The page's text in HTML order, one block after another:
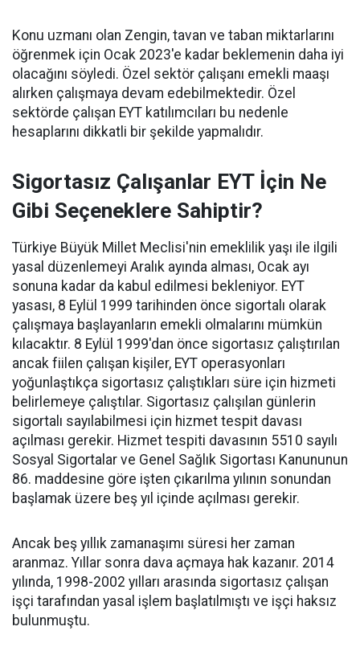
Konu uzmanı olan Zengin, tavan ve taban miktarlarını
öğrenmek için Ocak 2023'e kadar beklemenin daha iyi
olacağını söyledi. Özel sektör çalışanı emekli maaşı
alırken çalışmaya devam edebilmektedir. Özel
sektörde çalışan EYT katılımcıları bu nedenle
hesaplarını dikkatli bir şekilde yapmalıdır.
Sigortasız Çalışanlar EYT İçin Ne
Gibi Seçeneklere Sahiptir?
Türkiye Büyük Millet Meclisi'nin emeklilik yaşı ile ilgili
yasal düzenlemeyi Aralık ayında alması, Ocak ayı
sonuna kadar da kabul edilmesi bekleniyor. EYT
yasası, 8 Eylül 1999 tarihinden önce sigortalı olarak
çalışmaya başlayanların emekli olmalarını mümkün
kılacaktır. 8 Eylül 1999'dan önce sigortasız çalıştırılan
ancak fiilen çalışan kişiler, EYT operasyonları
yoğunlaştıkça sigortasız çalıştıkları süre için hizmeti
belirlemeye çalıştılar. Sigortasız çalışılan günlerin
sigortalı sayılabilmesi için hizmet tespit davası
açılması gerekir. Hizmet tespiti davasının 5510 sayılı
Sosyal Sigortalar ve Genel Sağlık Sigortası Kanununun
86. maddesine göre işten çıkarılma yılının sonundan
başlamak üzere beş yıl içinde açılması gerekir.
Ancak beş yıllık zamanaşımı süresi her zaman
aranmaz. Yıllar sonra dava açmaya hak kazanır. 2014
yılında, 1998-2002 yılları arasında sigortasız çalışan
işçi tarafından yasal işlem başlatılmıştı ve işçi haksız
bulunmuştu.